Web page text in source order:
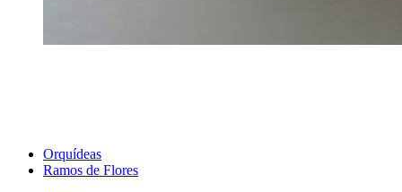
Orquídeas
Ramos de Flores